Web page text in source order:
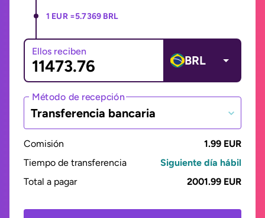
1 EUR =5.7369 BRL
Ellos reciben
BRL
Método de recepción
Transferencia bancaria
Comisión
1.99 EUR
Tiempo de transferencia
Siguiente día hábil
Total a pagar
2001.99 EUR